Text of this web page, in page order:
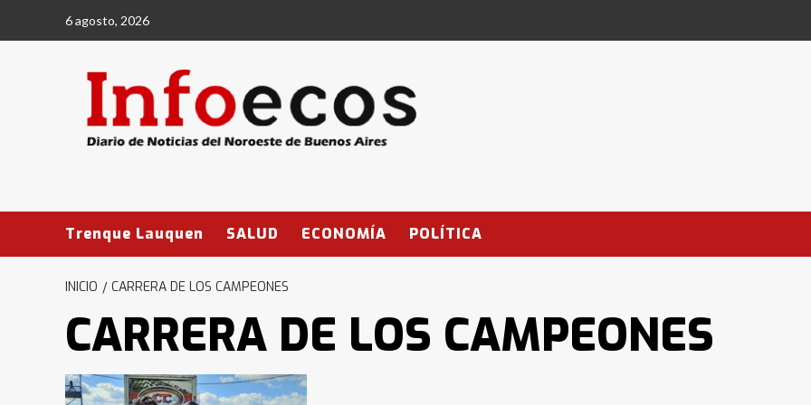
6 agosto, 2026
Trenque Lauquen SALUD ECONOMÍA POLÍTICA
INICIO CARRERA DE LOS CAMPEONES
CARRERA DE LOS CAMPEONES